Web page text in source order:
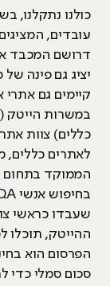
כולנו נתקלנו,
עובדים,
דרושם המכבד
יציג גם פינה
קיימים גם
במשרות הייטק
כללים) צוות
לאתרים כללים,
הממוקד בתחום
שעבדו כראשי
ההייטק, תוכלו
הפרסום הוא
סכום סמלי כדי